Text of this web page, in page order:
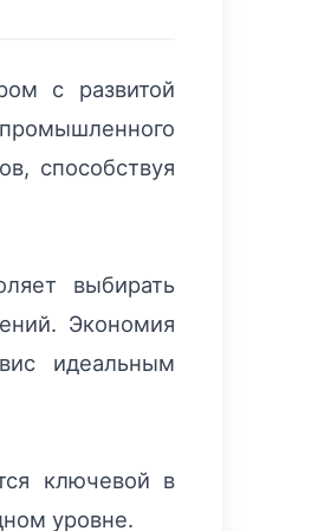
с развитой
способствуя
выбирать
Экономия
идеальным
ключевой в
уровне.